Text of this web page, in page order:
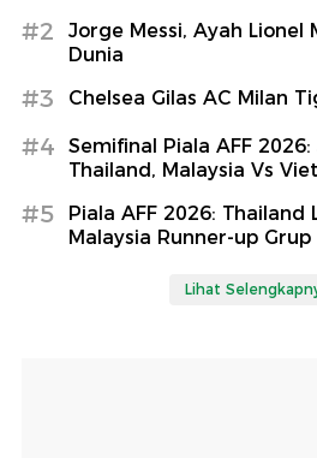
#2
Jorge Messi, Ayah Lionel
Dunia
#3 Chelsea Gilas AC Milan
#4
Semifinal Piala AFF
Thailand, Malaysia Vs
#5
Piala AFF 2026: Thailand
Malaysia Runner-up Grup
Lihat